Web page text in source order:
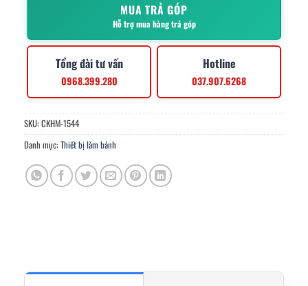
MUA TRẢ GÓP
Hỗ trợ mua hàng trả góp
Tổng đài tư vấn
0968.399.280
Hotline
037.907.6268
SKU: CKHM-1544
Danh mục: Thiết bị làm bánh